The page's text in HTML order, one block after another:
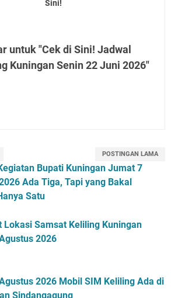
Sini!
untuk "Cek di Sini! Jadwal
Kuningan Senin 22 Juni 2026"
POSTINGAN LAMA
Bupati Kuningan Jumat 7
Ada Tiga, Tapi yang Bakal
Satu
Lokasi Samsat Keliling Kuningan
2026
2026 Mobil SIM Keliling Ada di
Sindangagung